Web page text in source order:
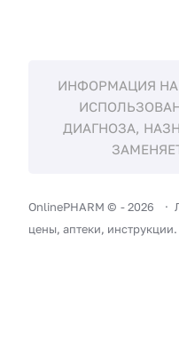
ИНФОРМАЦИЯ НА
ДИАГНОЗА,
OnlinePHARM © -2026
цены, аптеки, инструкции.